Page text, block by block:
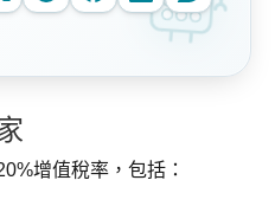
增值稅率，包括：